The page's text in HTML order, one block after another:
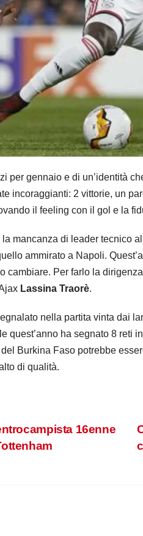
per gennaio e di un’identità
incoraggianti: 2 vittorie, un
il feeling con il gol e la
mancanza di leader tecnico
ammirato a Napoli.
cambiare. Per farlo la
Lassina Traorè.
nella partita vinta dai
quest’anno ha segnato 8 reti
Burkina Faso potrebbe
di qualità.
16enne